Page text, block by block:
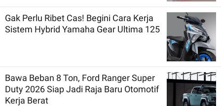
Gak Perlu Ribet Cas! Begini Cara Kerja
Sistem Hybrid Yamaha Gear Ultima 125
Bawa Beban 8 Ton, Ford Ranger Super
Duty 2026 Siap Jadi Raja Baru Otomotif
Kerja Berat